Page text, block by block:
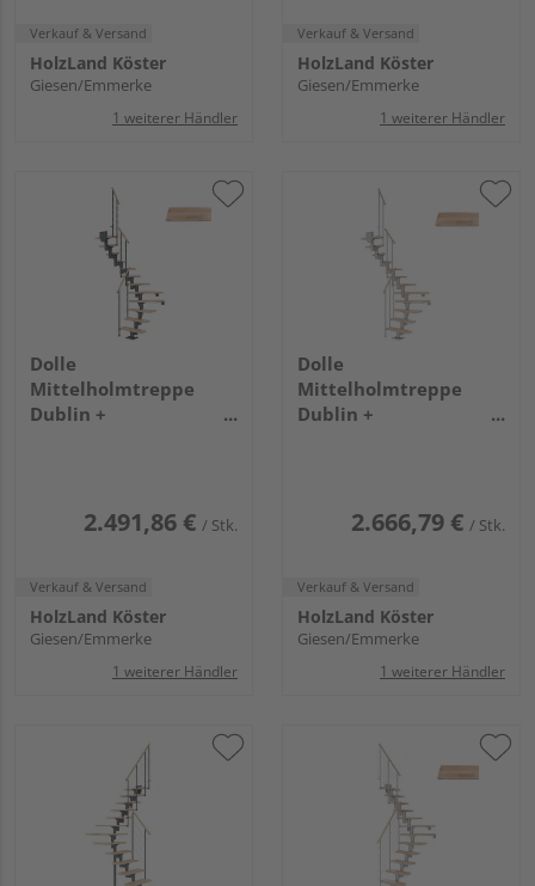
Verkauf & Versand
HolzLand Köster
Giesen/Emmerke
1 weiterer Händler
Verkauf & Versand
HolzLand Köster
Giesen/Emmerke
1 weiterer Händler
Dolle
Mittelholmtreppe
Dublin +
Metallkomp anthrazit
2.491,86 € / Stk.
Verkauf & Versand
HolzLand Köster
Giesen/Emmerke
1 weiterer Händler
Dolle
Mittelholmtreppe
Dublin +
Metallkomp perlgrau
2.666,79 € / Stk.
Verkauf & Versand
HolzLand Köster
Giesen/Emmerke
1 weiterer Händler